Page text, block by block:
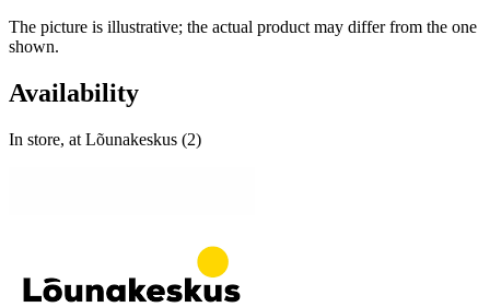
The picture is illustrative; the actual product may differ from the one
shown.
Availability
In store, at Lõunakeskus (2)